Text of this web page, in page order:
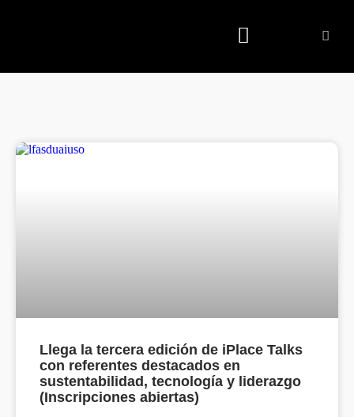
Llega la tercera edición de iPlace Talks
con referentes destacados en
sustentabilidad, tecnología y liderazgo
(Inscripciones abiertas)